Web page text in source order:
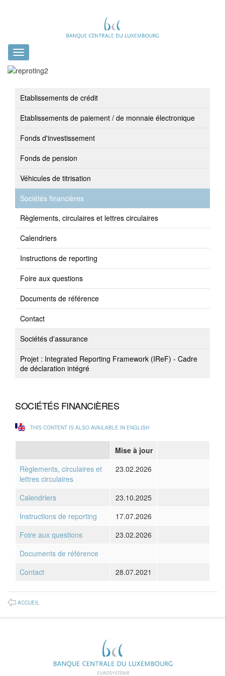
Toggle
navigation
Etablissements de crédit
Etablissements de paiement / de monnaie électronique
Fonds d'investissement
Fonds de pension
Véhicules de titrisation
Sociétés financières
Règlements, circulaires et lettres circulaires
Calendriers
Instructions de reporting
Foire aux questions
Documents de référence
Contact
Sociétés d'assurance
Projet : Integrated Reporting Framework (IReF) - Cadre
de déclaration intégré
SOCIÉTÉS FINANCIÈRES
THIS CONTENT IS ALSO AVAILABLE IN ENGLISH
Mise à jour
Règlements, circulaires et
lettres circulaires
23.02.2026
Calendriers
23.10.2025
Instructions de reporting
17.07.2026
Foire aux questions
23.02.2026
Documents de référence
Contact
28.07.2021
ACCUEIL